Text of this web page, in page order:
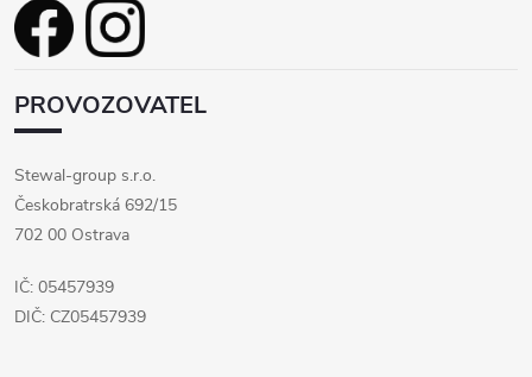
PROVOZOVATEL
Stewal-group s.r.o.
Českobratrská 692/15
702 00 Ostrava
IČ: 05457939
DIČ: CZ05457939